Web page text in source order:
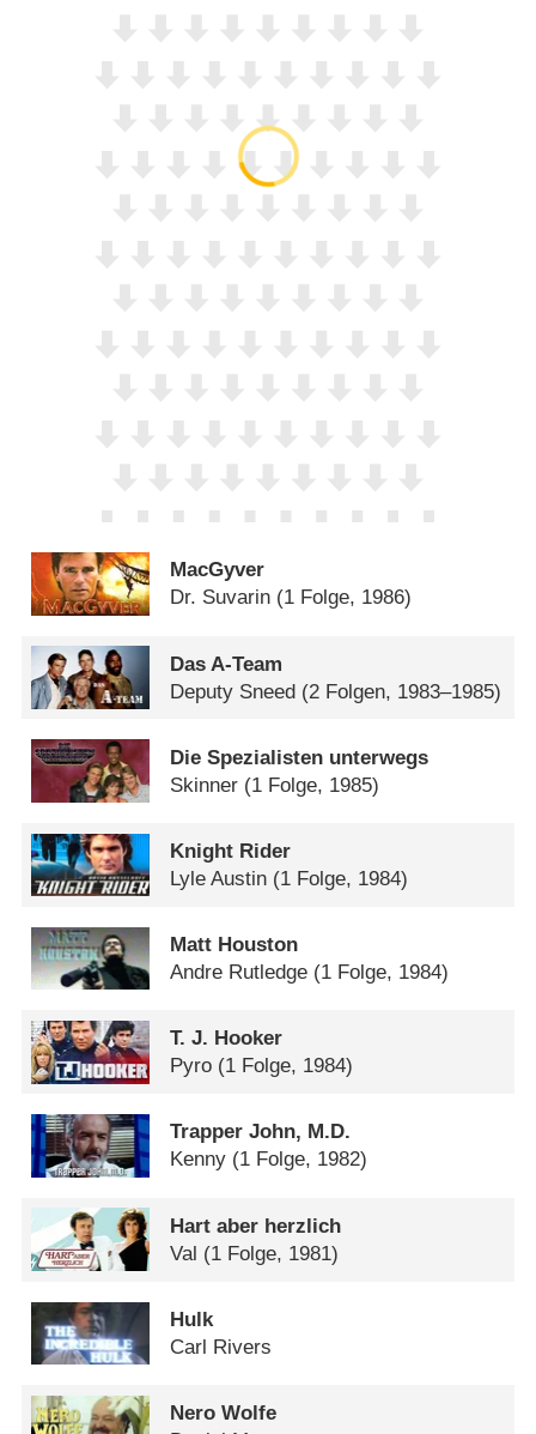
MacGyver
Dr. Suvarin (1 Folge, 1986)
Das A-Team
Deputy Sneed (2 Folgen, 1983–1985)
Die Spezialisten unterwegs
Skinner (1 Folge, 1985)
Knight Rider
Lyle Austin (1 Folge, 1984)
Matt Houston
Andre Rutledge (1 Folge, 1984)
T. J. Hooker
Pyro (1 Folge, 1984)
Trapper John, M.D.
Kenny (1 Folge, 1982)
Hart aber herzlich
Val (1 Folge, 1981)
Hulk
Carl Rivers
Nero Wolfe